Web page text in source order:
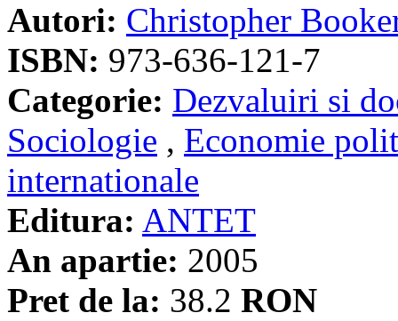
Autori: Christopher
ISBN: 973-636-121-7
Categorie: Dezvaluiri si
Sociologie , Economie
internationale
Editura: ANTET
An apartie: 2005
Pret de la: 38.2 RON